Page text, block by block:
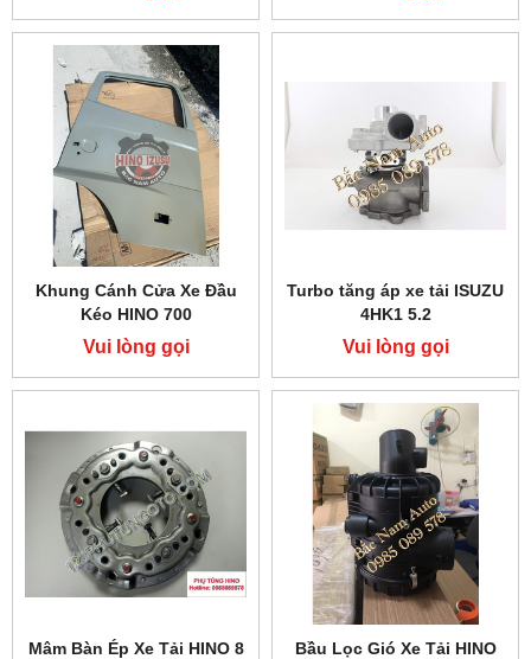
Khung Cánh Cửa Xe Đầu
Kéo HINO 700
Vui lòng gọi
Turbo tăng áp xe tải ISUZU
4HK1 5.2
Vui lòng gọi
Mâm Bàn Ép Xe Tải HINO 8
Bầu Lọc Gió Xe Tải HINO